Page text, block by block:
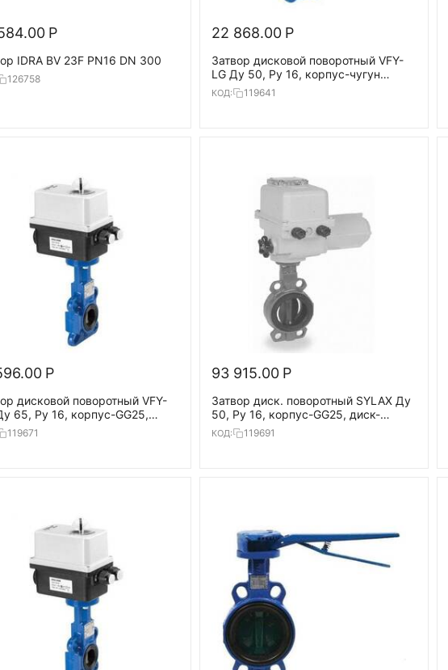
Р
IDRA BV 23F PN16 DN 300
126758
22 868.00 Р
Затвор дисковой поворотный VFY-
LG Ду 50, Ру 16, корпус-чугун
(GG25), диск- GG25, EPDM,T=120°С
КОД: 119641
Р
дисковой поворотный VFY-
65, Ру 16, корпус-GG25,
GG25, EPDM, AMB-Y 24В,
119671
93 915.00 Р
Затвор диск. поворотный SYLAX Ду
50, Ру 16, корпус-GG25, диск-
нерж.сталь, EPDM,Bernard
380В,Т=120°С
КОД: 119691